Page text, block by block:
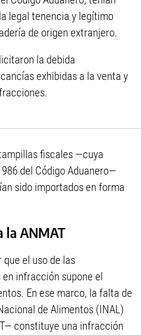
legal tenencia y legítimo
de origen extranjero.
la debida
exhibidas a la venta y
fiscales —cuya
del Código Aduanero—
sido importados en forma
la ANMAT
el uso de las
infracción supone el
En ese marco, la falta de
de Alimentos (INAL)
constituye una infracción